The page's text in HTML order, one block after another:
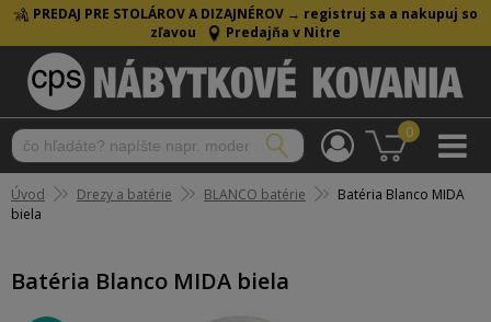
PREDAJ PRE STOLÁROV A DIZAJNÉROV → registruj sa a nakupuj so
zľavou
Predajňa v Nitre
0
Úvod Drezy a batérie BLANCO batérie
Batéria Blanco MIDA
biela
Batéria Blanco MIDA biela